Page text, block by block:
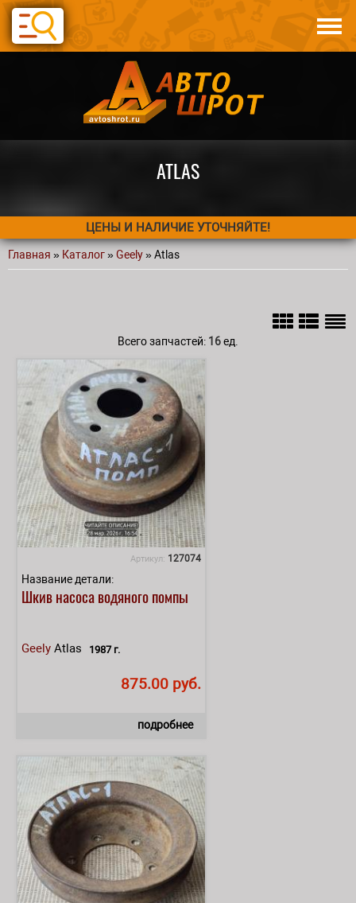
Перейти к основному содержанию
Авто по запчастям
Статьи
ATLAS
ЦЕНЫ И НАЛИЧИЕ УТОЧНЯЙТЕ!
Вы здесь
Главная » Каталог»Geely» Atlas
Всего запчастей: 16ед.
Артикул: 127074
Название детали:
Шкив насоса водяного помпы
Geely Atlas 1987 г.
875.00 руб.
подробнее